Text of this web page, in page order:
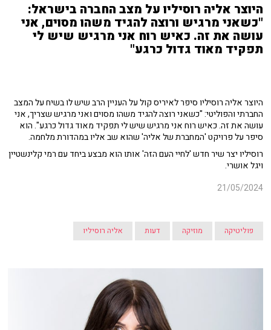
היוצר אליה רוסיליו על מצב החברה בישראל:
"כשאני מרגיש ורוצה להגיד משהו מסוים, אני
עושה את זה. כאיש רוח אני מרגיש שיש לי
תפקיד מאוד גדול כרגע"
היוצר אליה רוסיליו סיפר לאיריס קול על העניין הרב שיש לו בשיח על המצב
החברתי והפוליטי: "כשאני רוצה להגיד משהו מסוים ואני מרגיש שצריך, אני
עושה את זה. כאיש רוח אני מרגיש שיש לי תפקיד מאוד גדול כרגע". הוא
סיפר על פרויקט 'המחברת של אליה' שהוא שב אליו במהדורת מלחמה.
רוסיליו יצר שיר חדש 'לחיי העם הזה' אותו הוא מבצע ביחד עם רמי קלינשטיין
ויגל אושרי.
21/05/2024
פוליטיקה מוזיקה דעות אליה רוסיליו